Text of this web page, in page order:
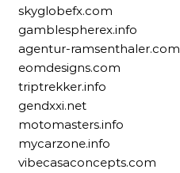
skyglobefx.com
gamblespherex.info
agentur-ramsenthaler.com
eomdesigns.com
triptrekker.info
gendxxi.net
motomasters.info
mycarzone.info
vibecasaconcepts.com